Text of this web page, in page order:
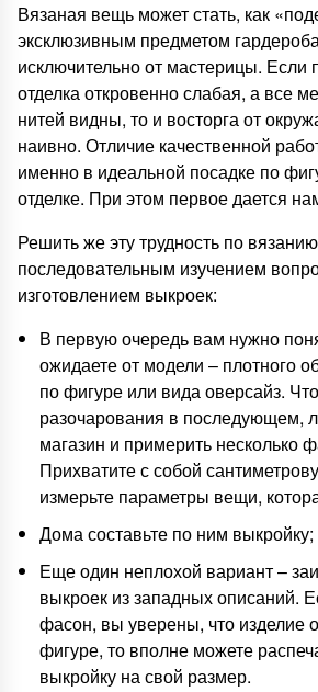
Вязаная вещь может стать, как
эксклюзивным предметом
исключительно от мастерицы. Если
отделка откровенно слабая, а все
нитей видны, то и восторга от
наивно. Отличие качественной
именно в идеальной посадке по
отделке. При этом первое дается
Решить же эту трудность по
последовательным изучением
изготовлением выкроек:
В первую очередь вам нужно
ожидаете от модели – плотного
по фигуре или вида оверсайз.
разочарования в последующем,
магазин и примерить несколько
Прихватите с собой
измерьте параметры вещи,
Дома составьте по ним выкройку;
Еще один неплохой вариант –
выкроек из западных описаний.
фасон, вы уверены, что изделие
фигуре, то вполне можете
выкройку на свой размер.